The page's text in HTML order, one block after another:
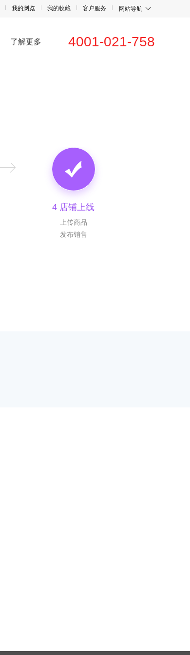
我的浏览 我的收藏 客户服务 网站导航
了解更多 4001-021-758
4 店铺上线
上传商品
发布销售